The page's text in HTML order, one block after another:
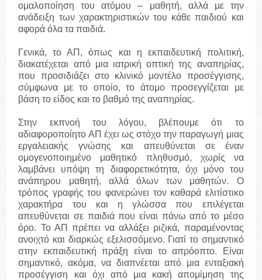
ομαλοποίηση του ατόμου – μαθητή, αλλά με την
ανάδειξη των χαρακτηριστικών του κάθε παιδιού και
αφορά όλα τα παιδιά.
Γενικά, το ΑΠ, όπως και η εκπαιδευτική πολιτική,
διακατέχεται από μια ιατρική οπτική της αναπηρίας,
που προσιδιάζει στο κλινικό μοντέλο προσέγγισης,
σύμφωνα με το οποίο, το άτομο προσεγγίζεται με
βάση το είδος και το βαθμό της αναπηρίας.
Στην εκπνοή του λόγου, βλέπουμε ότι το
αδιαφοροποίητο ΑΠ έχει ως στόχο την παραγωγή μιας
εργαλειακής γνώσης και απευθύνεται σε έναν
ομογενοποιημένο μαθητικό πληθυσμό, χωρίς να
λαμβάνει υπόψη τη διαφορετικότητα, όχι μόνο του
ανάπηρου μαθητή, αλλά όλων των μαθητών. Ο
τρόπος γραφής του φανερώνει τον καθαρά ελιτίστικο
χαρακτήρα του και η γλώσσα που επιλέγεται
απευθύνεται σε παιδιά που είναι πάνω από το μέσο
όρο. Το ΑΠ πρέπει να αλλάξει ριζικά, παραμένοντας
ανοιχτό και διαρκώς εξελισσόμενο. Γιατί το σημαντικό
στην εκπαιδευτική πράξη είναι το απρόοπτο. Είναι
σημαντικό, ακόμα, να διαπνέεται από μια ενταξιακή
προσέγγιση και όχι από μια κακή απομίμηση της